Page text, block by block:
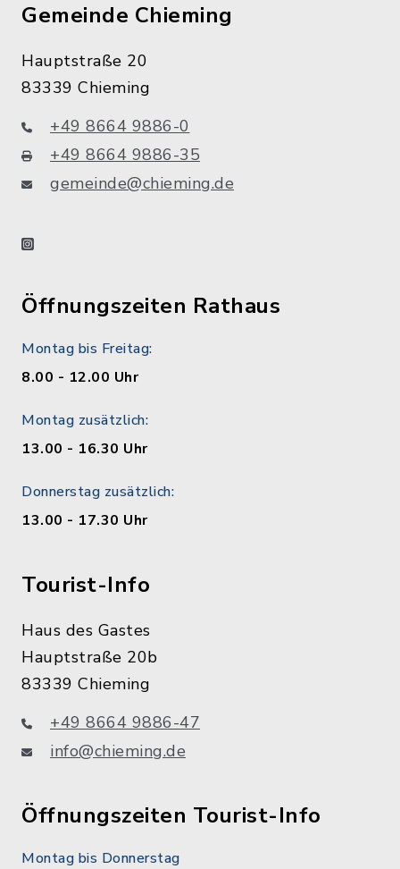
Gemeinde Chieming
Hauptstraße 20
83339 Chieming
+49 8664 9886-0
+49 8664 9886-35
gemeinde@chieming.de
instagram
Öffnungszeiten Rathaus
Montag bis Freitag:
8.00 - 12.00 Uhr
Montag zusätzlich:
13.00 - 16.30 Uhr
Donnerstag zusätzlich:
13.00 - 17.30 Uhr
Tourist-Info
Haus des Gastes
Hauptstraße 20b
83339 Chieming
+49 8664 9886-47
info@chieming.de
Öffnungszeiten Tourist-Info
Montag bis Donnerstag